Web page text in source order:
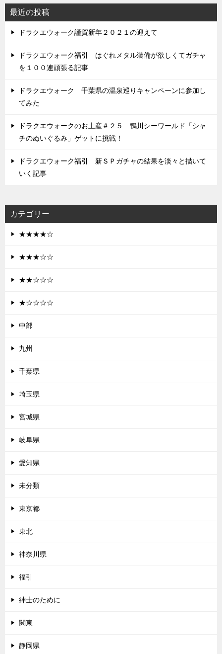
最近の投稿
ドラクエウォーク謹賀新年２０２１の迎えて
ドラクエウォーク福引 はぐれメタル装備が欲しくてガチャ
を１００連頑張る記事
ドラクエウォーク 千葉県の温泉巡りキャンペーンに参加し
てみた
ドラクエウォークのお土産＃２５ 鴨川シーワールド「シャ
チのぬいぐるみ」ゲットに挑戦！
ドラクエウォーク福引 新ＳＰガチャの結果を淡々と描いて
いく記事
カテゴリー
★★★★☆
★★★☆☆
★★☆☆☆
★☆☆☆☆
中部
九州
千葉県
埼玉県
宮城県
岐阜県
愛知県
未分類
東京都
東北
神奈川県
福引
紳士のために
関東
静岡県